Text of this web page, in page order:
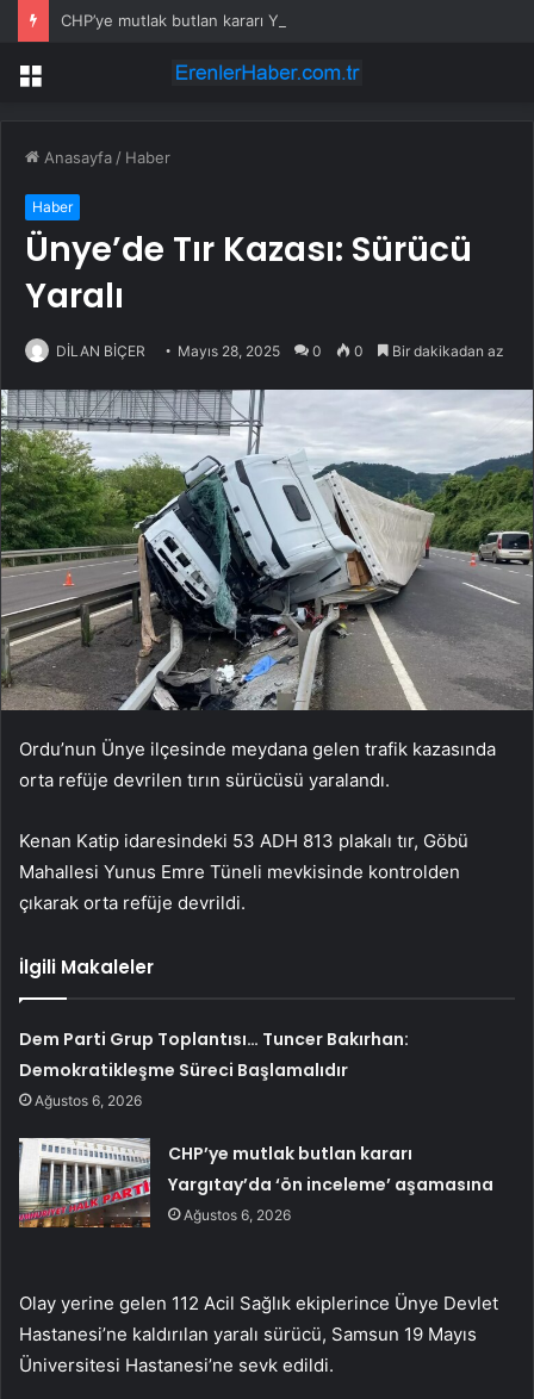
Menü
Anasayfa / Haber
Haber
Ünye’de Tır Kazası: Sürücü
Yaralı
DİLAN BİÇER Mayıs 28, 2025 0 0 Bir dakikadan az
Ordu’nun Ünye ilçesinde meydana gelen trafik kazasında
orta refüje devrilen tırın sürücüsü yaralandı.
Kenan Katip idaresindeki 53 ADH 813 plakalı tır, Göbü
Mahallesi Yunus Emre Tüneli mevkisinde kontrolden
çıkarak orta refüje devrildi.
İlgili Makaleler
Dem Parti Grup Toplantısı… Tuncer Bakırhan:
Demokratikleşme Süreci Başlamalıdır
Ağustos 6, 2026
CHP’ye mutlak butlan kararı
Yargıtay’da ‘ön inceleme’ aşamasına
Ağustos 6, 2026
Olay yerine gelen 112 Acil Sağlık ekiplerince Ünye Devlet
Hastanesi’ne kaldırılan yaralı sürücü, Samsun 19 Mayıs
Üniversitesi Hastanesi’ne sevk edildi.